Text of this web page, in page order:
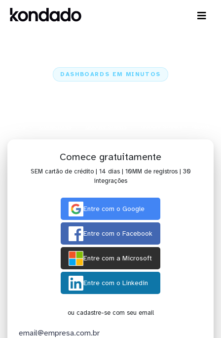
DASHBOARDS EM MINUTOS
Comece gratuitamente
SEM cartão de crédito | 14 dias | 10MM de registros | 30
integrações
Entre com o Google
Entre com o Facebook
Entre com a Microsoft
Entre com o Linkedin
ou cadastre-se com seu email